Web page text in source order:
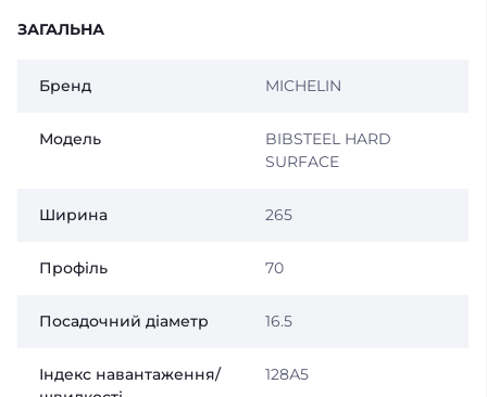
ЗАГАЛЬНА
Бренд MICHELIN
Модель
BIBSTEEL HARD
SURFACE
Ширина 265
Профіль 70
Посадочний діаметр 16.5
Індекс навантаження/
128А5